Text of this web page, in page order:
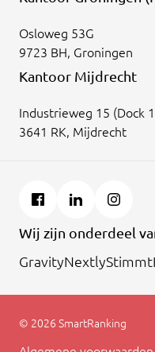
Osloweg 53G
9723 BH, Groningen
Kantoor Mijdrecht
Industrieweg 15 (Dock
3641 RK, Mijdrecht
Wij zijn onderdeel
GravityNextlyStimmt
© 2026 SmartRanking